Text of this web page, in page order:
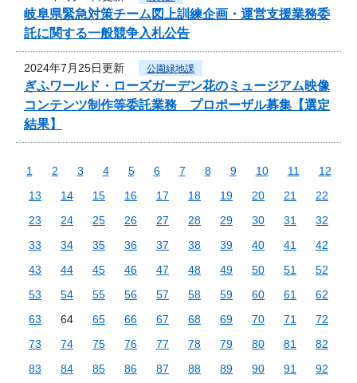
岐阜県緊急対策チーム図上訓練企画・運営支援業務委
託に関する一般競争入札公告
2024年7月25日更新 公園緑地課
ぎふワールド・ローズガーデン花のミュージアム映像
コンテンツ制作等委託業務 プロポーザル募集【選定
結果】
1 2 3 4 5 6 7 8 9 10 11
12
13
14 15 16 17 18 19 20 21
22
23
24 25 26 27 28 29 30 31
32
33
34 35 36 37 38 39 40 41
42
43
44 45 46 47 48 49 50 51
52
53
54 55 56 57 58 59 60 61
62
63
64 65 66 67 68 69 70 71
72
73
74 75 76 77 78 79 80 81
82
83
84 85 86 87 88 89 90 91
92